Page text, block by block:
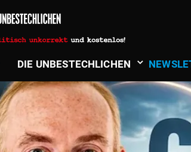
DIE UNBE­STECH­LICHEN